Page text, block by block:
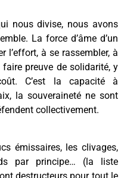
nous divise, nous avons
La force d’âme d’un
l’effort, à se rassembler, à
preuve de solidarité, y
C’est la capacité à
la souveraineté ne sont
collectivement.
émissaires, les clivages,
par principe… (la liste
destructeurs pour tout le